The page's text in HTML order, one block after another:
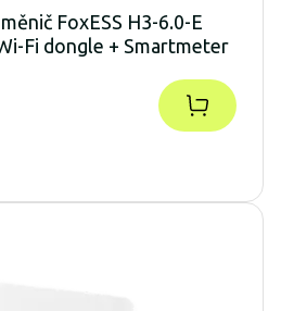
FoxESS H3-6.0-E
Fi dongle + Smartmeter